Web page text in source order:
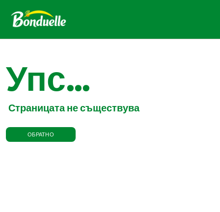
Упс...
Страницата не съществува
ОБРАТНО